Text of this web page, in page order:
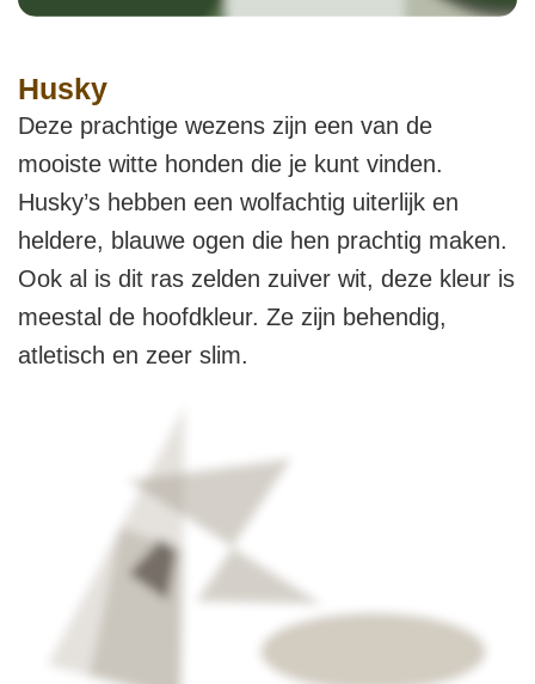
Husky
Deze prachtige wezens zijn een van de
mooiste witte honden die je kunt vinden.
Husky’s hebben een wolfachtig uiterlijk en
heldere, blauwe ogen die hen prachtig maken.
Ook al is dit ras zelden zuiver wit, deze kleur is
meestal de hoofdkleur. Ze zijn behendig,
atletisch en zeer slim.